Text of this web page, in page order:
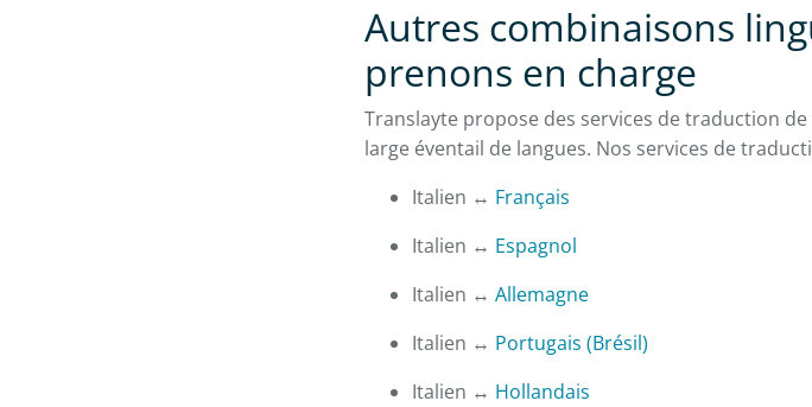
Autres combinaisons
prenons en charge
Translayte propose des services de traduction
large éventail de langues. Nos services de
Italien ↔ Français
Italien ↔ Espagnol
Italien ↔ Allemagne
Italien ↔ Portugais (Brésil)
Italien ↔ Hollandais